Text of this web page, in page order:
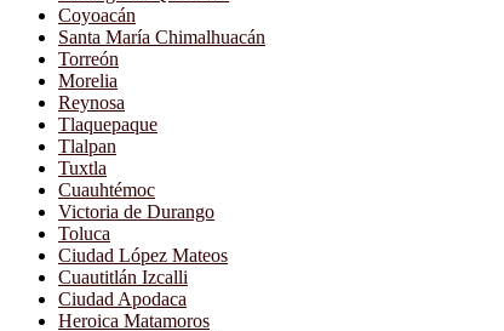
Coyoacán
Santa María Chimalhuacán
Torreón
Morelia
Reynosa
Tlaquepaque
Tlalpan
Tuxtla
Cuauhtémoc
Victoria de Durango
Toluca
Ciudad López Mateos
Cuautitlán Izcalli
Ciudad Apodaca
Heroica Matamoros